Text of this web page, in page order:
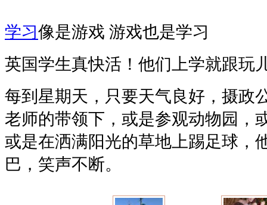
学习像是游戏 游戏也是学习
英国学生真快活！他们上学就跟玩
每到星期天，只要天气良好，摄政
老师的带领下，或是参观动物园，
或是在洒满阳光的草地上踢足球，
巴，笑声不断。